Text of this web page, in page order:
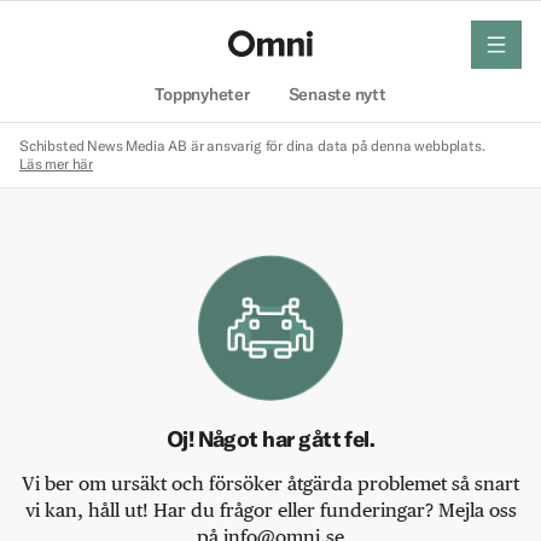
Toppnyheter Senaste nytt
meny
Schibsted News Media AB är ansvarig för dina data på denna webbplats.
Läs mer här
Oj! Något har gått fel.
Vi ber om ursäkt och försöker åtgärda problemet så snart
vi kan, håll ut! Har du frågor eller funderingar? Mejla oss